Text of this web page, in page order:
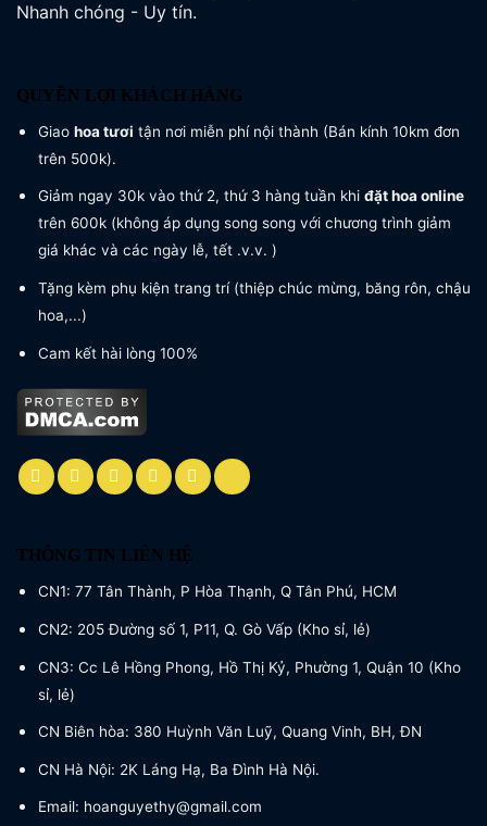
Nhanh chóng - Uy tín.
QUYỀN LỢI KHÁCH HÀNG
Giao hoa tươi tận nơi miễn phí nội thành (Bán kính 10km đơn
trên 500k).
Giảm ngay 30k vào thứ 2, thứ 3 hàng tuần khi đặt hoa online
trên 600k (không áp dụng song song với chương trình giảm
giá khác và các ngày lễ, tết .v.v. )
Tặng kèm phụ kiện trang trí (thiệp chúc mừng, băng rôn, chậu
hoa,...)
Cam kết hài lòng 100%
THÔNG TIN LIÊN HỆ
CN1: 77 Tân Thành, P Hòa Thạnh, Q Tân Phú, HCM
CN2: 205 Đường số 1, P11, Q. Gò Vấp (Kho sỉ, lẻ)
CN3: Cc Lê Hồng Phong, Hồ Thị Kỷ, Phường 1, Quận 10 (Kho
sỉ, lẻ)
CN Biên hòa: 380 Huỳnh Văn Luỹ, Quang Vinh, BH, ĐN
CN Hà Nội: 2K Láng Hạ, Ba Đình Hà Nội.
Email: hoanguyethy@gmail.com